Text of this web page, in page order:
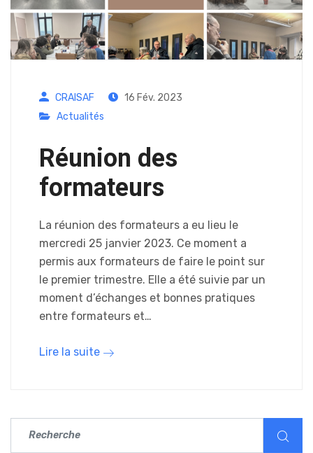
CRAISAF
16 Fév. 2023
Actualités
Réunion des
formateurs
La réunion des formateurs a eu lieu le
mercredi 25 janvier 2023. Ce moment a
permis aux formateurs de faire le point sur
le premier trimestre. Elle a été suivie par un
moment d’échanges et bonnes pratiques
entre formateurs et…
Lire la suite